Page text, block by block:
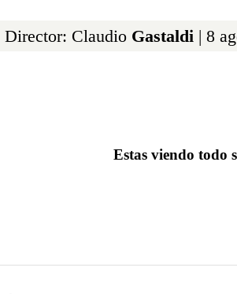
Director: Claudio Gastaldi | 8
Estas viendo todo